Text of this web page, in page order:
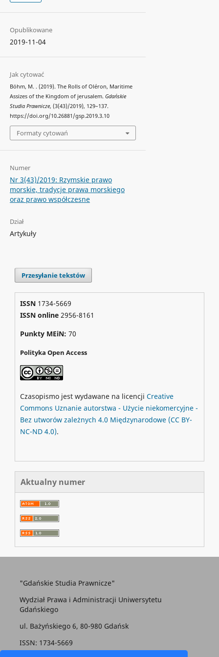
Opublikowane
2019-11-04
Jak cytować
Böhm, M. . (2019). The Rolls of Oléron, Maritime
Assizes of the Kingdom of jerusalem. Gdańskie
Studia Prawnicze, (3(43)/2019), 129–137.
https://doi.org/10.26881/gsp.2019.3.10
Formaty cytowań
Numer
Nr 3(43)/2019: Rzymskie prawo
morskie, tradycje prawa morskiego
oraz prawo współczesne
Dział
Artykuły
Przesyłanie tekstów
ISSN 1734-5669
ISSN online2956-8161
Punkty MEiN: 70
Polityka Open Access
Czasopismo jest wydawane na licencji Creative
Commons Uznanie autorstwa - Użycie niekomercyjne -
Bez utworów zależnych 4.0 Międzynarodowe (CC BY-
NC-ND 4.0).
Aktualny numer
"Gdańskie Studia Prawnicze"
Wydział Prawa i Administracji Uniwersytetu
Gdańskiego
ul. Bażyńskiego 6, 80-980 Gdańsk
ISSN: 1734-5669